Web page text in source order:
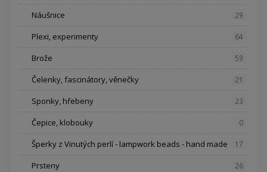
Náušnice 29
Plexi, experimenty 64
Brože 59
Čelenky, fascinátory, věnečky 21
Sponky, hřebeny 23
Čepice, klobouky 0
Šperky z Vinutých perlí - lampwork beads - hand made 17
Prsteny 26